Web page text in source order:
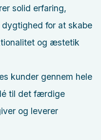
solid erfaring,
for at skabe
og æstetik
kunder gennem hele
til det færdige
og leverer